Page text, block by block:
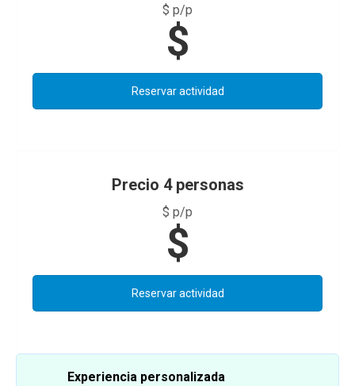
$ p/p
$
Reservar actividad
Precio 4 personas
$ p/p
$
Reservar actividad
Experiencia personalizada